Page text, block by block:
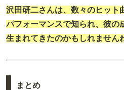
沢田研二さんは、数々のヒット
パフォーマンスで知られ、彼の
生まれてきたのかもしれません
まとめ